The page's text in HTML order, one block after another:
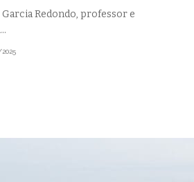
Redondo, professor e